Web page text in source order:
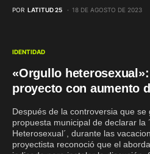
POR LATITUD 25 18 DE AGOSTO DE 2023
IDENTIDAD
«Orgullo
proyecto con aumento
Después de la controversia que
propuesta municipal de declarar la
Heterosexual´, durante las
proyectista reconoció que el